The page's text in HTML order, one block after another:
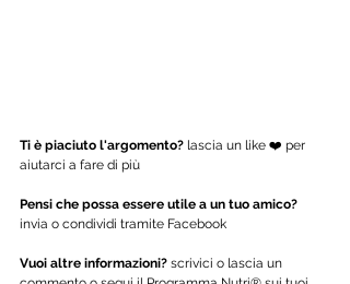
Ti è piaciuto l'argomento? lascia un like ❤️ per
aiutarci a fare di più
Pensi che possa essere utile a un tuo amico?
invia o condividi tramite Facebook
Vuoi altre informazioni? scrivici o lascia un